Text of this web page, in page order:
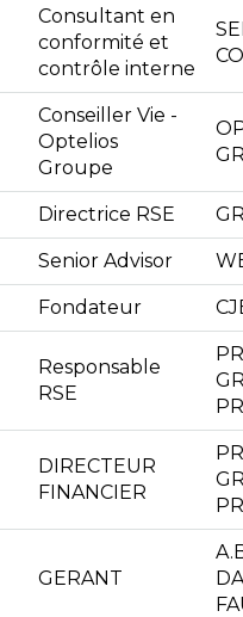
Consultant en
conformité et
contrôle interne
Conseiller Vie -
Optelios
Groupe
Directrice RSE
Senior Advisor
Fondateur
Responsable
RSE
DIRECTEUR
FINANCIER
GERANT